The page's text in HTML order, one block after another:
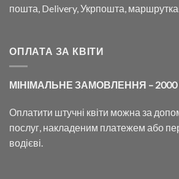
пошта, Delivery, Укрпошта,
ОПЛАТА ЗА КВІТИ
МІНІМАЛЬНЕ ЗАМОВЛЕННЯ – 2000
Оплатити штучні квіти можна за
послуг, накладеним платежем або
водієві.